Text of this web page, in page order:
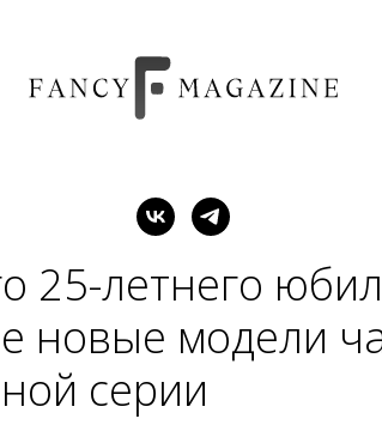
25-летнего
новые модели
серии